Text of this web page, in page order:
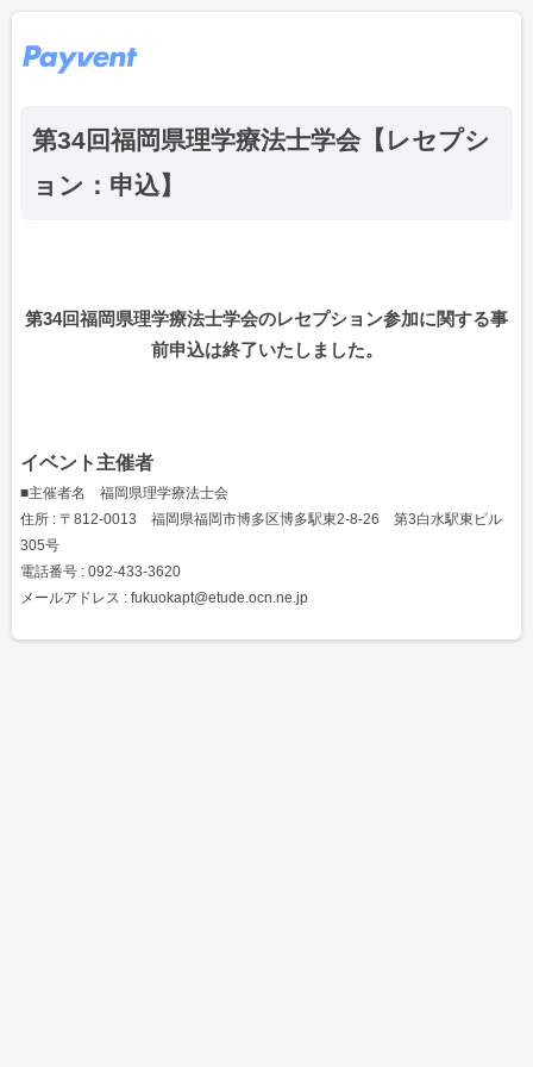
第34回福岡県理学療法士学会【レセプシ
ョン：申込】
第34回福岡県理学療法士学会のレセプション参加に関する事
前申込は終了いたしました。
イベント主催者
■主催者名 福岡県理学療法士会
住所 : 〒812-0013 福岡県福岡市博多区博多駅東2-8-26 第3白水駅東ビル
305号
電話番号 : 092-433-3620
メールアドレス : fukuokapt@etude.ocn.ne.jp